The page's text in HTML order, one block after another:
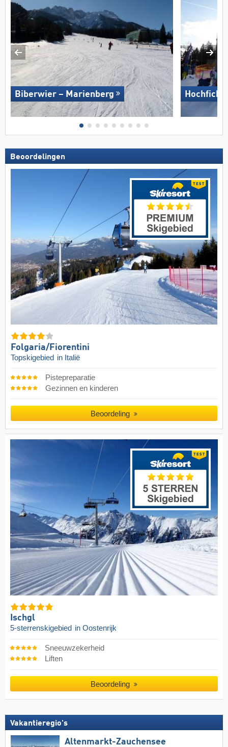
Biberwier – Marienberg Hochficht
Beoordelingen
Folgaria/​Fiorentini
Topskigebied in Italië
Pistepreparatie
Gezinnen en kinderen
Beoordeling
Ischgl
5-sterrenskigebied in Oostenrijk
Sneeuwzekerheid
Liften
Beoordeling
Vakantieregio's
Altenmarkt-Zauchensee